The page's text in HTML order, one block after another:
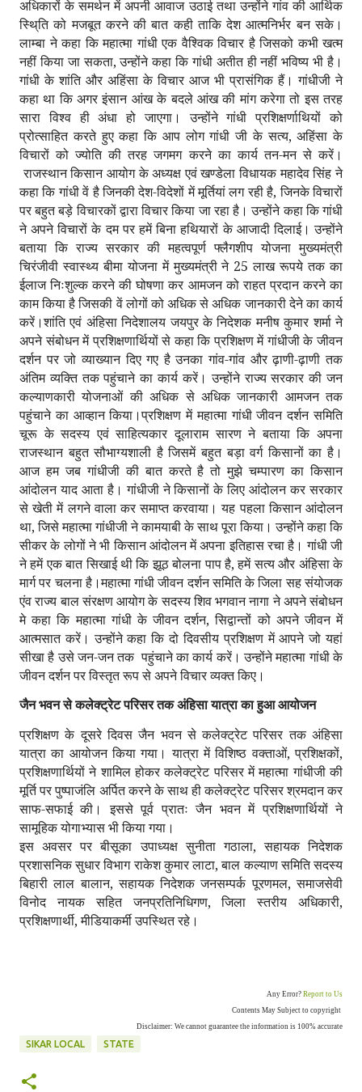
अधिकारों के समर्थन में अपनी आवाज उठाई तथा उन्होंने गांव की आर्थिक
स्थि्ति को मजबूत करने की बात कही ताकि देश आत्मनिर्भर बन सके।
लाम्बा ने कहा कि महात्मा गांधी एक वैश्विक विचार है जिसको कभी खत्म
नहीं किया जा सकता, उन्होंने कहा कि गांधी अतीत ही नहीं भविष्य भी है।
गांधी के शांति और अहिंसा के विचार आज भी प्रासंगिक हैं। गांधीजी ने
कहा था कि अगर इंसान आंख के बदले आंख की मांग करेगा तो इस तरह
सारा विश्व ही अंधा हो जाएगा। उन्होंने गांधी प्रशिक्षर्णाथियों को
प्रोत्साहित करते हुए कहा कि आप लोग गांधी जी के सत्य, अहिंसा के
विचारों को ज्योति की तरह जगमग करने का कार्य तन-मन से करें।
राजस्थान किसान आयोग के अध्यक्ष एवं खण्डेला विधायक महादेव सिंह ने
कहा कि गांधी वें है जिनकी देश-विदेशों में मूर्तियां लग रही है, जिनके विचारों
पर बहुत बड़े विचारकों द्वारा विचार किया जा रहा है। उन्होंने कहा कि गांधी
ने अपने विचारों के दम पर हमें बिना हथियारों के आजादी दिलाई। उन्होंने
बताया कि राज्य सरकार की महत्वपूर्ण फ्लैगशीप योजना मुख्यमंत्री
चिरंजीवी स्वास्थ्य बीमा योजना में मुख्यमंत्री ने 25 लाख रूपये तक का
ईलाज निःशुल्क करने की घोषणा कर आमजन को राहत प्रदान करने का
काम किया है जिसकी वें लोगों को अधिक से अधिक जानकारी देने का कार्य
करें।शांति एवं अंहिसा निदेशालय जयपुर के निदेशक मनीष कुमार शर्मा ने
अपने संबोधन में प्रशिक्षणार्थियों से कहा कि प्रशिक्षण में गांधीजी के जीवन
दर्शन पर जो व्याख्यान दिए गए है उनका गांव-गांव और ढ़ाणी-ढ़ाणी तक
अंतिम व्यक्ति तक पहुंचाने का कार्य करें। उन्होंने राज्य सरकार की जन
कल्याणकारी योजनाओं की अधिक से अधिक जानकारी आमजन तक
पहुंचाने का आव्हान किया।प्रशिक्षण में महात्मा गांधी जीवन दर्शन समिति
चूरू के सदस्य एवं साहित्यकार दूलाराम सारण ने बताया कि अपना
राजस्थान बहुत सौभाग्यशाली है जिसमें बहुत बड़ा वर्ग किसानों का है।
आज हम जब गांधीजी की बात करते है तो मुझे चम्पारण का किसान
आंदोलन याद आता है। गांधीजी ने किसानों के लिए आंदोलन कर सरकार
से खेती में लगने वाला कर समाप्त करवाया। यह पहला किसान आंदोलन
था, जिसे महात्मा गांधीजी ने कामयाबी के साथ पूरा किया। उन्होंने कहा कि
सीकर के लोगों ने भी किसान आंदोलन में अपना इतिहास रचा है। गांधी जी
ने हमें एक बात सिखाई थी कि झूठ बोलना पाप है, हमें सत्य और अंहिसा के
मार्ग पर चलना है।महात्मा गांधी जीवन दर्शन समिति के जिला सह संयोजक
एंव राज्य बाल संरक्षण आयोग के सदस्य शिव भगवान नागा ने अपने संबोधन
मे कहा कि महात्मा गांधी के जीवन दर्शन, सिद्वान्तों को अपने जीवन में
आत्मसात करें। उन्होंने कहा कि दो दिवसीय प्रशिक्षण में आपने जो यहां
सीखा है उसे जन-जन तक पहुंचाने का कार्य करें। उन्होंने महात्मा गांधी के
जीवन दर्शन पर विस्तृत रूप से अपने विचार व्यक्त किए।
जैन भवन से कलेक्ट्रेट परिसर तक अंहिसा यात्रा का हुआ आयोजन
प्रशिक्षण के दूसरे दिवस जैन भवन से कलेक्ट्रेट परिसर तक अंहिसा
यात्रा का आयोजन किया गया। यात्रा में विशिष्ठ वक्ताओं, प्रशिक्षकों,
प्रशिक्षणार्थियों ने शामिल होकर कलेक्ट्रेट परिसर में महात्मा गांधीजी की
मूर्ति पर पुष्पाजंलि अर्पित करने के साथ ही कलेक्ट्रेट परिसर श्रमदान कर
साफ-सफाई की। इससे पूर्व प्रातः जैन भवन में प्रशिक्षणार्थियों ने
सामूहिक योगाभ्यास भी किया गया।
इस अवसर पर बीसूका उपाध्यक्ष सुनीता गठाला, सहायक निदेशक
प्रशासनिक सुधार विभाग राकेश कुमार लाटा, बाल कल्याण समिति सदस्य
बिहारी लाल बालान, सहायक निदेशक जनसम्पर्क पूरणमल, समाजसेवी
विनोद नायक सहित जनप्रतिनिधिगण, जिला स्तरीय अधिकारी,
प्रशिक्षणार्थी, मीडियाकर्मी उपस्थित रहे।
Any Error? Report to Us
Contents May Subject to copyright
Disclaimer: We cannot guarantee the information is 100% accurate
SIKAR LOCAL STATE